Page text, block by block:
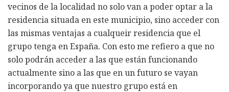
vecinos de la localidad no solo van a poder optar a la
residencia situada en este municipio, sino acceder con
las mismas ventajas a cualqueir residencia que el
grupo tenga en España. Con esto me refiero a que no
solo podrán acceder a las que están funcionando
actualmente sino a las que en un futuro se vayan
incorporando ya que nuestro grupo está en